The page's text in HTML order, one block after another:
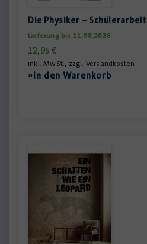
Die Physiker –
Lieferung bis 11.08.2026
12,95€
inkl. MwSt., zzgl. Versandkosten
»In den Warenkorb